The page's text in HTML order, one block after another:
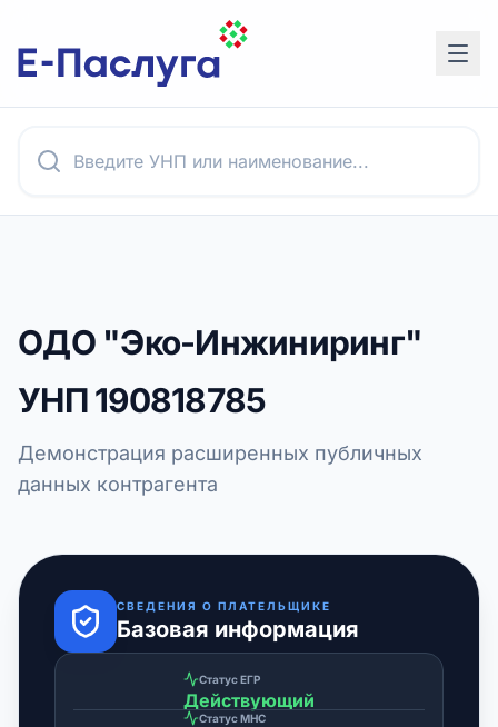
ОДО "Эко-Инжиниринг"
УНП190818785
Демонстрация расширенных публичных
данных контрагента
СВЕДЕНИЯ О ПЛАТЕЛЬЩИКЕ
Базовая информация
Статус ЕГР
Действующий
Статус МНС